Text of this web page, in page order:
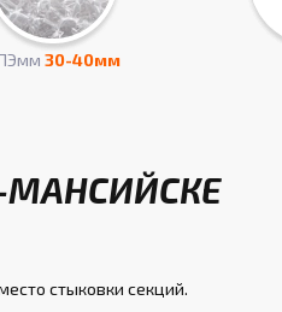
30-40мм
МАНСИЙСКЕ
стыковки секций.